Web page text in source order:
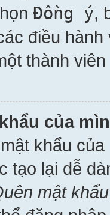
Đồng ý,
điều
thành viên
của
khẩu
tạo lại dễ
mật khẩu